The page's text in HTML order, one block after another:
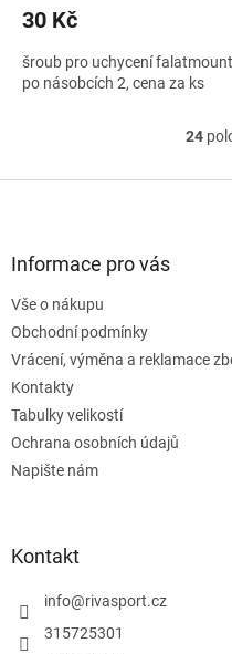
30 Kč
šroub pro uchycení
po násobcích 2, cena za ks
24
Informace pro vás
Vše o nákupu
Obchodní podmínky
Vrácení, výměna a reklamace
Kontakty
Tabulky velikostí
Ochrana osobních údajů
Napište nám
Kontakt
info@rivasport.cz
315725301